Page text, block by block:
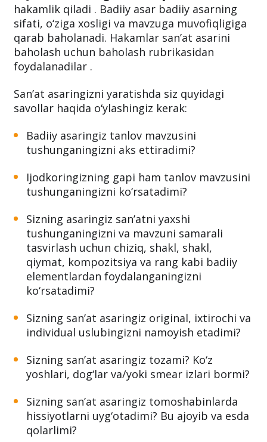
hakamlik qiladi . Badiiy asar badiiy asarning
sifati, o‘ziga xosligi va mavzuga muvofiqligiga
qarab baholanadi. Hakamlar san’at asarini
baholash uchun baholash rubrikasidan
foydalanadilar .
San’at asaringizni yaratishda siz quyidagi
savollar haqida o‘ylashingiz kerak:
Badiiy asaringiz tanlov mavzusini
tushunganingizni aks ettiradimi?
Ijodkoringizning gapi ham tanlov mavzusini
tushunganingizni ko‘rsatadimi?
Sizning asaringiz san’atni yaxshi
tushunganingizni va mavzuni samarali
tasvirlash uchun chiziq, shakl, shakl,
qiymat, kompozitsiya va rang kabi badiiy
elementlardan foydalanganingizni
ko‘rsatadimi?
Sizning san’at asaringiz original, ixtirochi va
individual uslubingizni namoyish etadimi?
Sizning san’at asaringiz tozami? Ko‘z
yoshlari, dog‘lar va/yoki smear izlari bormi?
Sizning san’at asaringiz tomoshabinlarda
hissiyotlarni uyg‘otadimi? Bu ajoyib va esda
qolarlimi?